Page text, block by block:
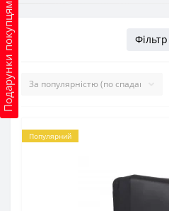
Подарунки покупцям Фільтр
Популярний